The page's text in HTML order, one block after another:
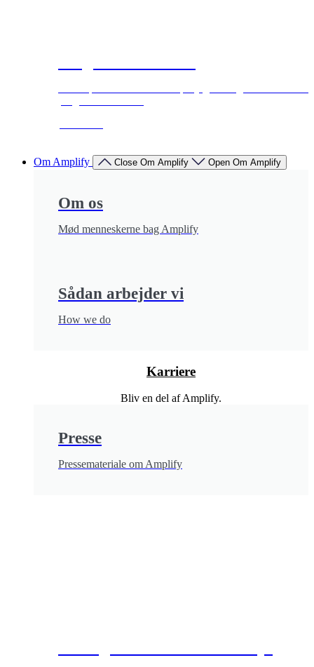
Om Amplify Close Om Amplify Open Om Amplify
Om os
Mød menneskerne bag Amplify
Sådan arbejder vi
How we do
Karriere
Bliv en del af Amplify.
Presse
Pressemateriale om Amplify